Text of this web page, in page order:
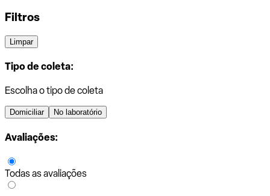
Filtros
Limpar
Tipo de coleta:
Escolha o tipo de coleta
Domiciliar No laboratório
Avaliações:
Todas as avaliações